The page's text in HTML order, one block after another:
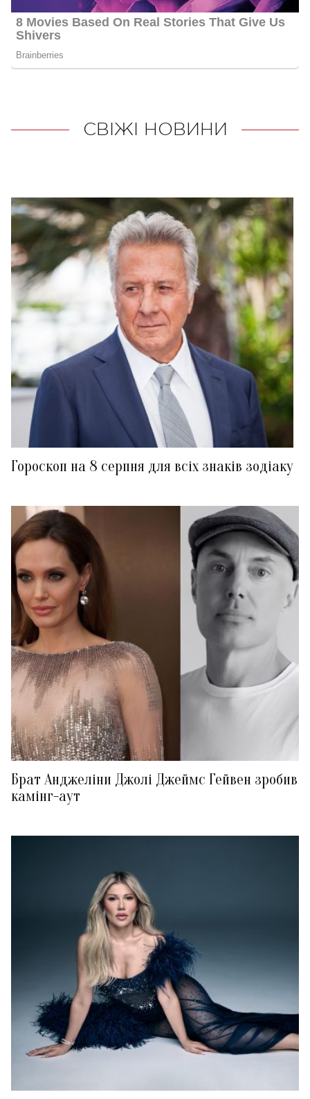
СВІЖІ НОВИНИ
Гороскоп на 8 серпня для всіх знаків зодіаку
Брат Анджеліни Джолі Джеймс Гейвен зробив
камінг-аут